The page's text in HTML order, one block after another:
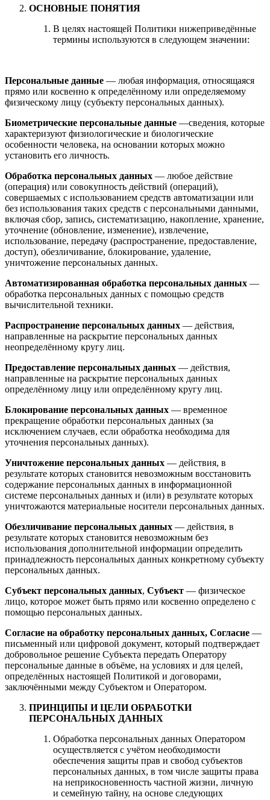
ОСНОВНЫЕ ПОНЯТИЯ
В целях настоящей Политики нижеприведённые
термины используются в следующем значении:
Персональные данные — любая информация, относящаяся
прямо или косвенно к определённому или определяемому
физическому лицу (субъекту персональных данных).
Биометрические персональные данные —сведения, которые
характеризуют физиологические и биологические
особенности человека, на основании которых можно
установить его личность.
Обработка персональных данных — любое действие
(операция) или совокупность действий (операций),
совершаемых с использованием средств автоматизации или
без использования таких средств с персональными данными,
включая сбор, запись, систематизацию, накопление, хранение,
уточнение (обновление, изменение), извлечение,
использование, передачу (распространение, предоставление,
доступ), обезличивание, блокирование, удаление,
уничтожение персональных данных.
Автоматизированная обработка персональных данных —
обработка персональных данных с помощью средств
вычислительной техники.
Распространение персональных данных — действия,
направленные на раскрытие персональных данных
неопределённому кругу лиц.
Предоставление персональных данных — действия,
направленные на раскрытие персональных данных
определённому лицу или определённому кругу лиц.
Блокирование персональных данных — временное
прекращение обработки персональных данных (за
исключением случаев, если обработка необходима для
уточнения персональных данных).
Уничтожение персональных данных — действия, в
результате которых становится невозможным восстановить
содержание персональных данных в информационной
системе персональных данных и (или) в результате которых
уничтожаются материальные носители персональных данных.
Обезличивание персональных данных — действия, в
результате которых становится невозможным без
использования дополнительной информации определить
принадлежность персональных данных конкретному субъекту
персональных данных.
Субъект персональных данных, Субъект — физическое
лицо, которое может быть прямо или косвенно определено с
помощью персональных данных.
Согласие на обработку персональных данных, Согласие —
письменный или цифровой документ, который подтверждает
добровольное решение Субъекта передать Оператору
персональные данные в объёме, на условиях и для целей,
определённых настоящей Политикой и договорами,
заключёнными между Субъектом и Оператором.
ПРИНЦИПЫ И ЦЕЛИ ОБРАБОТКИ
ПЕРСОНАЛЬНЫХ ДАННЫХ
Обработка персональных данных Оператором
осуществляется с учётом необходимости
обеспечения защиты прав и свобод субъектов
персональных данных, в том числе защиты права
на неприкосновенность частной жизни, личную
и семейную тайну, на основе следующих